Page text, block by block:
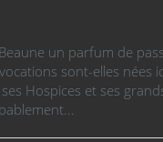
un parfum de
sont-elles nées
Hospices et ses